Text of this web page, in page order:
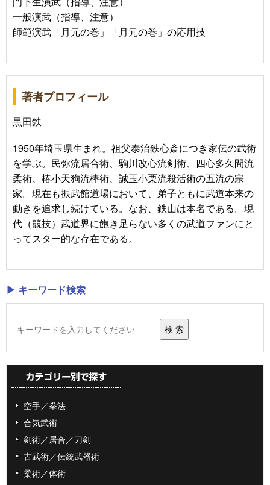
一般演武（指導、注意）
師範演武「月元の巻」「月元の巻」の応用技
著者プロフィール
黒田鉄
1950年埼玉県生まれ。祖父泰治鉄心斎につき家伝の武術
を学ぶ。民弥流居合術、駒川改心流剣術、四心多久間流
柔術、椿小天狗流棒術、誠玉小栗流殺活術の五流の宗
家。現在も振武館道場において、弟子ともに武道本来の
動きを追求し続けている。なお、鉄山は本名である。現
代（競技）武道界に飽き足らない多くの武道ファンにと
ってスター的な存在である。
▶ キーワード検索
空手／拳法
合気武術
剣術／居合／刀剣
古武術／伝統武器術
柔術／体術